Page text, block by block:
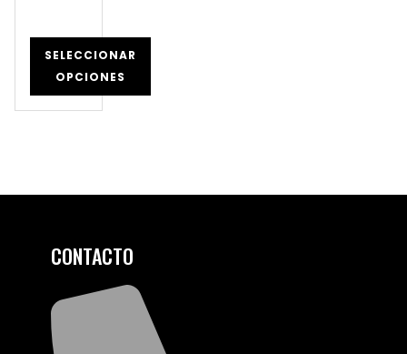
SELECCIONAR
OPCIONES
CONTACTO